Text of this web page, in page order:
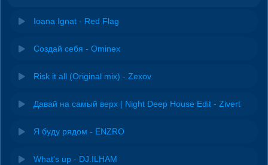
Ioana Ignat - Red Flag
Создай себя - Ominex
Risk it all (Original mix) - Zexov
Давай на самый верх | Night Deep House Edit - Zivert
Я буду рядом - ENZRO
What's up - DJ.ILHAM